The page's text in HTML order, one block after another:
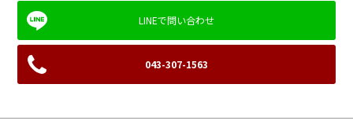
043-307-1563